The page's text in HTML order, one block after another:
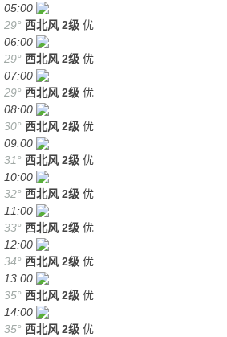
05:00
29° 西北风 2级 优
06:00
29° 西北风 2级 优
07:00
29° 西北风 2级 优
08:00
30° 西北风 2级 优
09:00
31° 西北风 2级 优
10:00
32° 西北风 2级 优
11:00
33° 西北风 2级 优
12:00
34° 西北风 2级 优
13:00
35° 西北风 2级 优
14:00
35° 西北风 2级 优